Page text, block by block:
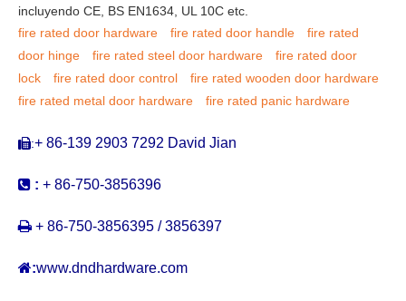
incluyendo CE, BS EN1634, UL 10C etc.
fire rated door hardware
fire rated door handle
fire rated
door hinge
fire rated steel door hardware
fire rated door
lock
fire rated door control
fire rated wooden door hardware
fire rated metal door hardware
fire rated panic hardware
:+ 86-139 2903 7292 David Jian
 : + 86-750-3856396
 + 86-750-3856395 / 3856397
:www.dndhardware.com